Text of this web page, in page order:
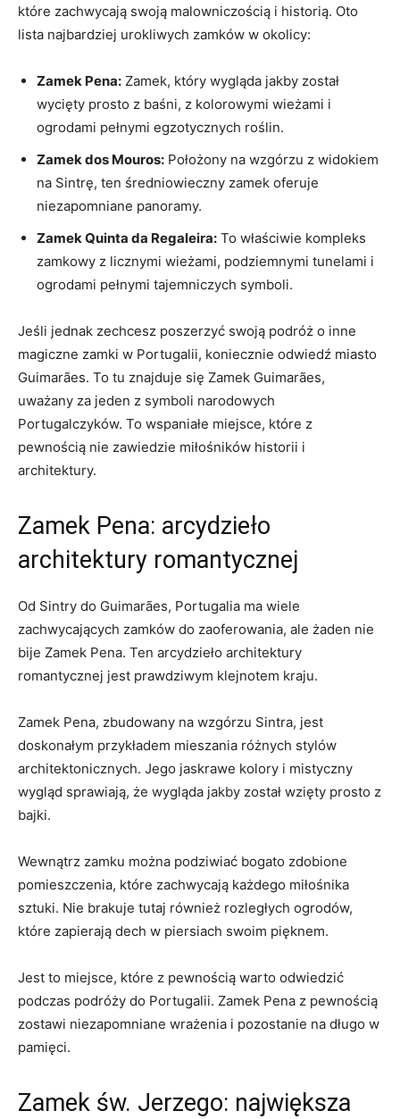
⁤które zachwycają ⁣swoją‍ malowniczością i historią. Oto‌
lista najbardziej urokliwych zamków w okolicy:
Zamek Pena: Zamek, który ⁣wygląda jakby⁤ został
wycięty prosto ​z baśni, z kolorowymi wieżami i
ogrodami pełnymi egzotycznych roślin.
Zamek dos Mouros: ⁤Położony na wzgórzu z widokiem⁣
na ⁣Sintrę, ten średniowieczny zamek ​oferuje
niezapomniane panoramy.
Zamek Quinta da Regaleira: To właściwie‌ kompleks
zamkowy‍ z licznymi wieżami, podziemnymi tunelami i
ogrodami pełnymi tajemniczych symboli.
Jeśli ⁢jednak zechcesz poszerzyć swoją ‍podróż o inne
magiczne zamki w ‍Portugalii,⁢ koniecznie odwiedź⁣ miasto⁤
Guimarães. To ‌tu znajduje ⁢się Zamek Guimarães,
uważany za jeden ⁣z symboli ⁤narodowych
⁣Portugalczyków. To wspaniałe‌ miejsce, ⁤które z
pewnością nie zawiedzie miłośników historii i
architektury.
Zamek Pena: arcydzieło
architektury ⁣romantycznej
Od Sintry do‌ Guimarães, Portugalia ma wiele
zachwycających⁢ zamków​ do zaoferowania, ale żaden⁢ nie
bije ‌Zamek ​Pena.​ Ten arcydzieło architektury
romantycznej jest prawdziwym ⁢klejnotem kraju.
Zamek Pena, zbudowany ‍na wzgórzu ⁤Sintra, jest
doskonałym przykładem mieszania⁢ różnych ⁢stylów
architektonicznych. ‍Jego ⁤jaskrawe kolory i mistyczny
wygląd sprawiają, że wygląda ⁤jakby został wzięty prosto z
bajki.
Wewnątrz zamku można podziwiać bogato zdobione
pomieszczenia, ⁢które zachwycają‌ każdego miłośnika
sztuki. Nie brakuje‌ tutaj również rozległych ⁢ogrodów,
które zapierają dech w piersiach ⁤swoim pięknem.
Jest to‌ miejsce, które z pewnością warto odwiedzić
podczas podróży do​ Portugalii. Zamek ⁤Pena z pewnością
zostawi niezapomniane​ wrażenia ​i pozostanie na długo w
pamięci.
Zamek​ św. Jerzego: największa